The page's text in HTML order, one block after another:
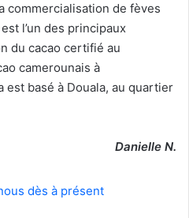
commercialisation de fèves
l’un des principaux
du cacao certifié au
camerounais à
est basé à Douala, au quartier
Danielle N.